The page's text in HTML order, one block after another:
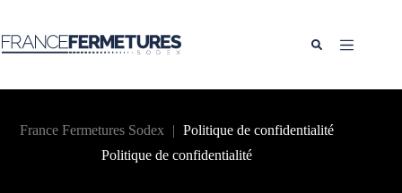
contenu
France Fermetures Sodex | Politique de confidentialité
Politique de confidentialité